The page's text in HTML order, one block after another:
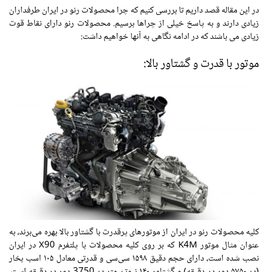
در این مقاله قصد داریم تا بررسی کنیم که چرا محصولات رنو در ایران طرفداران
زیادی دارند و به پاسخ خیلی از چراها برسیم. محصولات رنو دارای نقاط قوت
زیادی می باشند که در ادامه نگاهی به آنها خواهیم داشت:
موتور باقدرت و گشتاوربالا:
کلیه محصولات رنو در ایران از موتورهای پرقدرت با گشتاور بالا بهره می‌برند، به
عنوان مثال موتور K4M که بر روی کلیه محصولات با پلتفرم X90 در ایران
نصب شده است، دارای حجم دقیق ۱۵۹۸ سی‌سی و قدرتی معادل ۱۰۵ اسب بخار